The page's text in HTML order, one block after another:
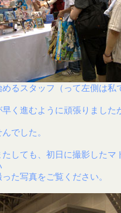
めるスタッフ（って左側は
く進むように頑張りました
でした。
たしても、初日に撮影した
た写真をご覧ください。